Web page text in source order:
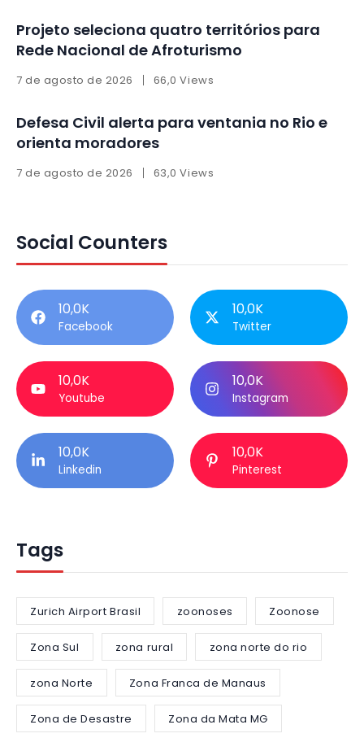
Projeto seleciona quatro territórios para
Rede Nacional de Afroturismo
7 de agosto de 2026 66,0 Views
Defesa Civil alerta para ventania no Rio e
orienta moradores
7 de agosto de 2026 63,0 Views
Social Counters
10,0K
Facebook
10,0K
Twitter
10,0K
Youtube
10,0K
Instagram
10,0K
Linkedin
10,0K
Pinterest
Tags
Zurich Airport Brasil zoonoses Zoonose
Zona Sul zona rural zona norte do rio
zona Norte Zona Franca de Manaus
Zona de Desastre Zona da Mata MG